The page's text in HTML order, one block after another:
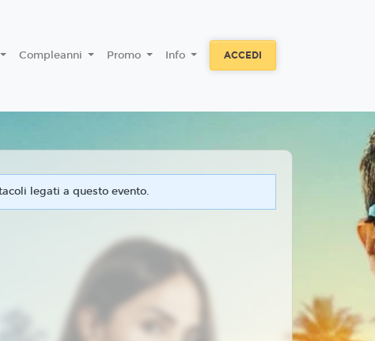
Compleanni Promo Info ACCEDI
legati a questo evento.